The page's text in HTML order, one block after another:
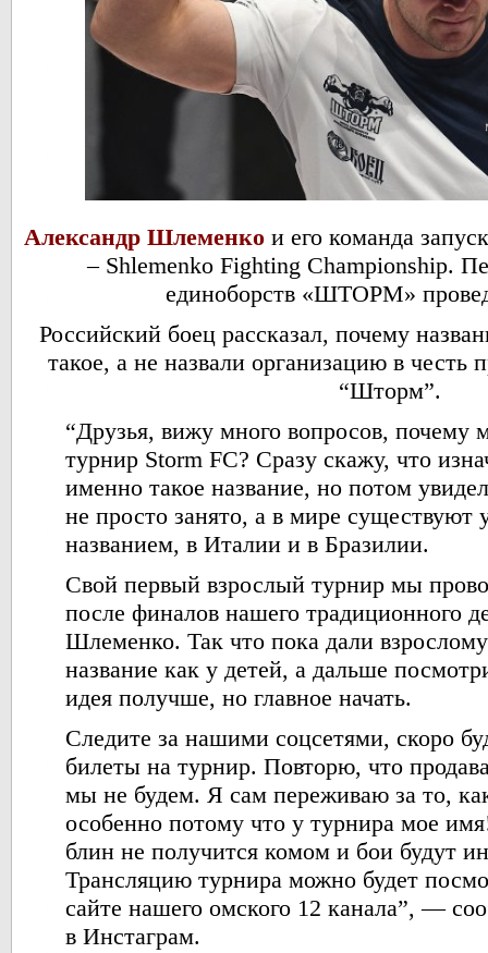
Александр Шлеменко и его команда
– Shlemenko Fighting Championship.
единоборств «ШТОРМ»
Российский боец рассказал, почему
такое, а не назвали организацию в
“Шторм”.
“Друзья, вижу много вопросов, почему
турнир Storm FC? Сразу скажу, что
именно такое название, но потом
не просто занято, а в мире существуют
названием, в Италии и в Бразилии.
Свой первый взрослый турнир мы
после финалов нашего традиционного
Шлеменко. Так что пока дали
название как у детей, а дальше
идея получше, но главное начать.
Следите за нашими соцсетями, скоро
билеты на турнир. Повторю, что
мы не будем. Я сам переживаю за то,
особенно потому что у турнира мое
блин не получится комом и бои будут
Трансляцию турнира можно будет
сайте нашего омского 12 канала”, —
в Инстаграм.